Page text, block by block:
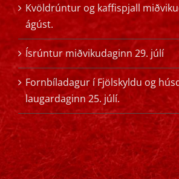
Kvöldrúntur og kaffispjall
ágúst.
Ísrúntur miðvikudaginn 29. júlí
Fornbíladagur í Fjölskyldu og
laugardaginn 25. júlí.